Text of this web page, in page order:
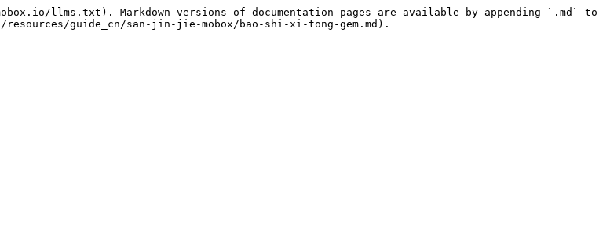
llms.txt). Markdown versions of documentation pages are available by appending `.md` to
guide_cn/san-jin-jie-mobox/bao-shi-xi-tong-gem.md).